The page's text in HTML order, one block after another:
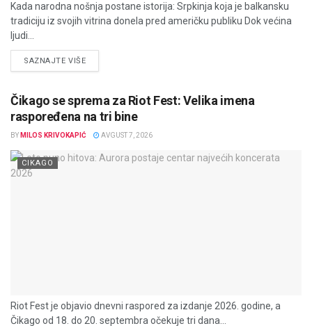
Kada narodna nošnja postane istorija: Srpkinja koja je balkansku
tradiciju iz svojih vitrina donela pred američku publiku Dok većina
ljudi...
SAZNAJTE VIŠEDETAILS
Čikago se sprema za Riot Fest: Velika imena
raspoređena na tri bine
BY MILOS KRIVOKAPIĆ AVGUST 7, 2026
CIKAGO
Riot Fest je objavio dnevni raspored za izdanje 2026. godine, a
Čikago od 18. do 20. septembra očekuje tri dana...